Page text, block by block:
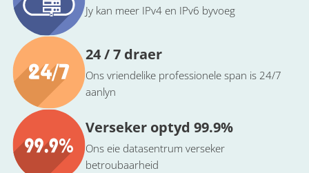
Jy kan meer IPv4 en IPv6 byvoeg
24 / 7 draer
Ons vriendelike professionele span is 24/7
aanlyn
Verseker optyd 99.9%
Ons eie datasentrum verseker
betroubaarheid